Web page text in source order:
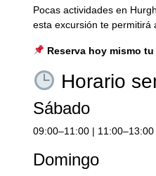
Pocas actividades en
esta excursión te permitirá
Reserva hoy mismo
Horario
Sábado
09:00–11:00 |
Domingo